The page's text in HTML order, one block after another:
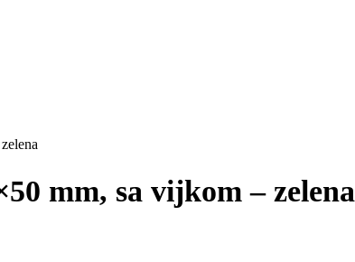
mm, sa vijkom – zelena